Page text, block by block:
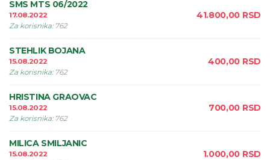
SMS MTS 06/2022
17.08.2022
Za korisnika: 762
41.800,00 RSD
STEHLIK BOJANA
15.08.2022
Za korisnika: 762
400,00 RSD
HRISTINA GRAOVAC
15.08.2022
Za korisnika: 762
700,00 RSD
MILICA SMILJANIC
15.08.2022
1.000,00 RSD